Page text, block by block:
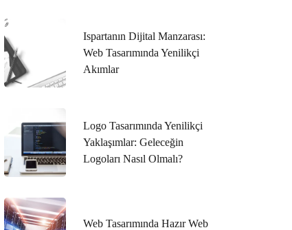
Ispartanın Dijital Manzarası:
Web Tasarımında Yenilikçi
Akımlar
Logo Tasarımında Yenilikçi
Yaklaşımlar: Geleceğin
Logoları Nasıl Olmalı?
Web Tasarımında Hazır Web